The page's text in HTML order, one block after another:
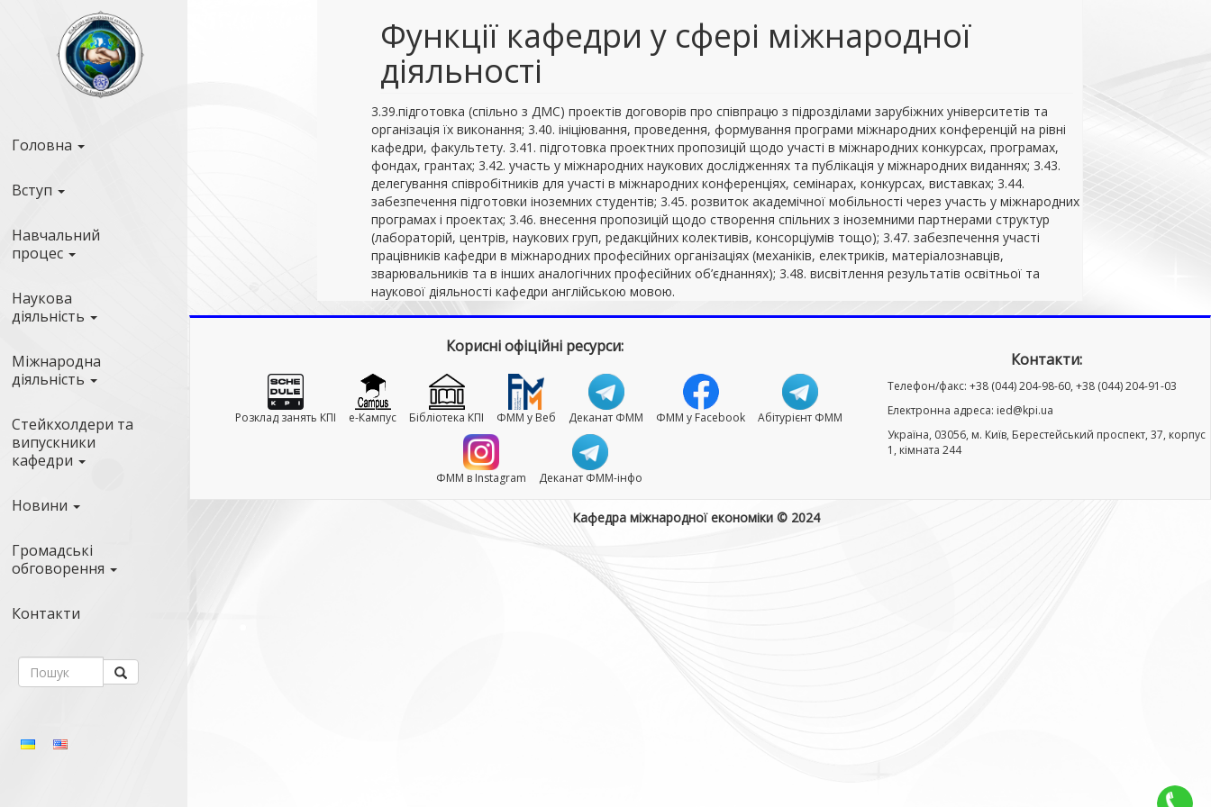
Головна
Вступ
Навчальний
процес
Наукова
діяльність
Міжнародна
діяльність
Стейкхолдери та
випускники
кафедри
Новини
Громадські
обговорення
Контакти
Функції кафедри у сфері міжнародної
діяльності
3.39.підготовка (спільно з ДМС) проектів договорів про співпрацю з підрозділами зарубіжних університетів та
організація їх виконання; 3.40. ініціювання, проведення, формування програми міжнародних конференцій на рівні
кафедри, факультету. 3.41. підготовка проектних пропозицій щодо участі в міжнародних конкурсах, програмах,
фондах, грантах; 3.42. участь у міжнародних наукових дослідженнях та публікація у міжнародних виданнях; 3.43.
делегування співробітників для участі в міжнародних конференціях, семінарах, конкурсах, виставках; 3.44.
забезпечення підготовки іноземних студентів; 3.45. розвиток академічної мобільності через участь у міжнародних
програмах і проектах; 3.46. внесення пропозицій щодо створення спільних з іноземними партнерами структур
(лабораторій, центрів, наукових груп, редакційних колективів, консорціумів тощо); 3.47. забезпечення участі
працівників кафедри в міжнародних професійних організаціях (механіків, електриків, матеріалознавців,
зварювальників та в інших аналогічних професійних об’єднаннях); 3.48. висвітлення результатів освітньої та
наукової діяльності кафедри англійською мовою.
Корисні офіційні ресурси:
Розклад занять КПІ e-Кампус Бібліотека КПІ ФММ у Веб Деканат ФММ ФММ у Facebook Абітурієнт ФММ
ФММ в Instagram Деканат ФММ-інфо
Контакти:
Телефон/факс: +38 (044) 204-98-60, +38 (044) 204-91-03
Електронна адреса: ied@kpi.ua
Україна, 03056, м. Київ, Берестейський проспект, 37, корпус
1, кімната 244
Кафедра міжнародної економіки © 2024